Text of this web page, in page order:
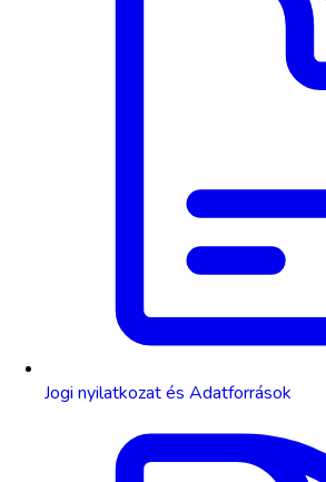
Jogi nyilatkozat és Adatforrások